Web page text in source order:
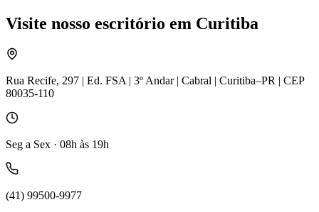
Visite nosso escritório em Curitiba
Rua Recife, 297 | Ed. FSA | 3º Andar | Cabral | Curitiba–PR | CEP
80035-110
Seg a Sex · 08h às 19h
(41) 99500-9977